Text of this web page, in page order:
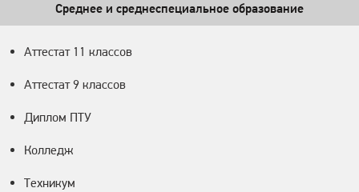
Среднее и среднеспециальное образование
Аттестат 11 классов
Аттестат 9 классов
Диплом ПТУ
Колледж
Техникум